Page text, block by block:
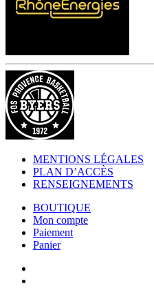
MENTIONS LÉGALES
PLAN D’ACCÈS
RENSEIGNEMENTS
BOUTIQUE
Mon compte
Paiement
Panier